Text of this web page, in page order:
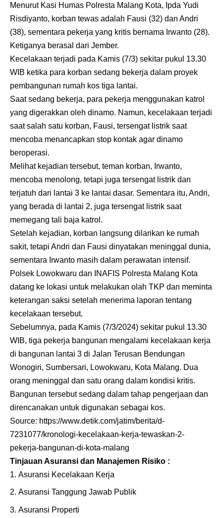
Menurut Kasi Humas Polresta Malang Kota, Ipda Yudi
Risdiyanto, korban tewas adalah Fausi (32) dan Andri
(38), sementara pekerja yang kritis bernama Irwanto (28).
Ketiganya berasal dari Jember.
Kecelakaan terjadi pada Kamis (7/3) sekitar pukul 13.30
WIB ketika para korban sedang bekerja dalam proyek
pembangunan rumah kos tiga lantai.
Saat sedang bekerja, para pekerja menggunakan katrol
yang digerakkan oleh dinamo. Namun, kecelakaan terjadi
saat salah satu korban, Fausi, tersengat listrik saat
mencoba menancapkan stop kontak agar dinamo
beroperasi.
Melihat kejadian tersebut, teman korban, Irwanto,
mencoba menolong, tetapi juga tersengat listrik dan
terjatuh dari lantai 3 ke lantai dasar. Sementara itu, Andri,
yang berada di lantai 2, juga tersengat listrik saat
memegang tali baja katrol.
Setelah kejadian, korban langsung dilarikan ke rumah
sakit, tetapi Andri dan Fausi dinyatakan meninggal dunia,
sementara Irwanto masih dalam perawatan intensif.
Polsek Lowokwaru dan INAFIS Polresta Malang Kota
datang ke lokasi untuk melakukan olah TKP dan meminta
keterangan saksi setelah menerima laporan tentang
kecelakaan tersebut.
Sebelumnya, pada Kamis (7/3/2024) sekitar pukul 13.30
WIB, tiga pekerja bangunan mengalami kecelakaan kerja
di bangunan lantai 3 di Jalan Terusan Bendungan
Wonogiri, Sumbersari, Lowokwaru, Kota Malang. Dua
orang meninggal dan satu orang dalam kondisi kritis.
Bangunan tersebut sedang dalam tahap pengerjaan dan
direncanakan untuk digunakan sebagai kos.
Source: https://www.detik.com/jatim/berita/d-
7231077/kronologi-kecelakaan-kerja-tewaskan-2-
pekerja-bangunan-di-kota-malang
Tinjauan Asuransi dan Manajemen Risiko :
Asuransi Kecelakaan Kerja
Asuransi Tanggung Jawab Publik
Asuransi Properti